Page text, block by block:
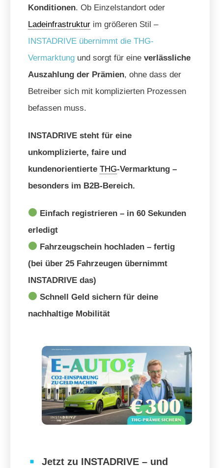
Konditionen. Ob Einzelstandort oder
Ladeinfrastruktur im größeren Stil –
INSTADRIVE übernimmt die THG-
Vermarktung und sorgt für eine verlässliche
Auszahlung der Prämien, ohne dass der
Betreiber sich mit komplizierten Prozessen
befassen muss.
INSTADRIVE steht für eine
unkomplizierte, faire und
kundenorientierte THG-Vermarktung –
besonders im B2B-Bereich.
Einfach registrieren – in 60 Sekunden
erledigt
Fahrzeugschein hochladen – fertig
(bei über 25 Fahrzeugen übernimmt
INSTADRIVE das)
Schnell Geld sichern für deine
nachhaltige Mobilität
Jetzt zu INSTADRIVE – und